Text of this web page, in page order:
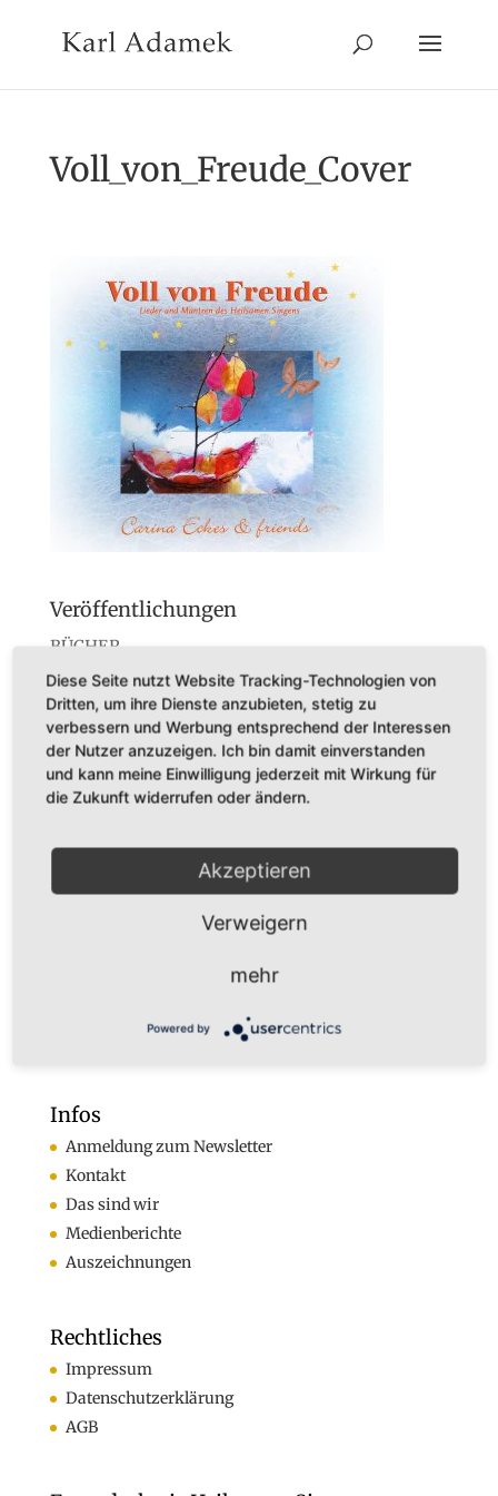
Voll_von_Freude_Cover
Veröffentlichungen
BÜCHER
CDs
Konzerte
Startseite
Dr. Karl Adamek
infos@karladamek.de
Infos
Anmeldung zum Newsletter
Kontakt
Das sind wir
Medienberichte
Auszeichnungen
Rechtliches
Impressum
Datenschutzerklärung
AGB
Diese Seite nutzt Website Tracking-Technologien von
Dritten, um ihre Dienste anzubieten, stetig zu
verbessern und Werbung entsprechend der Interessen
der Nutzer anzuzeigen. Ich bin damit einverstanden
und kann meine Einwilligung jederzeit mit Wirkung für
die Zukunft widerrufen oder ändern.
Akzeptieren
Verweigern
mehr
Powered by